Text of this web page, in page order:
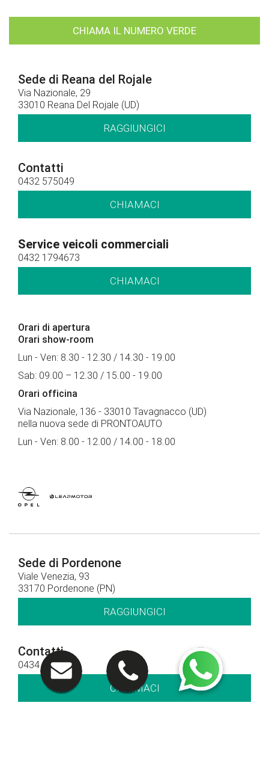
CHIAMA IL NUMERO VERDE
Sede di Reana del Rojale
Via Nazionale, 29
33010 Reana Del Rojale (UD)
RAGGIUNGICI
Contatti
0432 575049
CHIAMACI
Service veicoli commerciali
0432 1794673
CHIAMACI
Orari di apertura
Orari show-room
Lun - Ven: 8.30 - 12.30 / 14.30 - 19.00
Sab: 09.00 – 12.30 / 15.00 - 19.00
Orari officina
Via Nazionale, 136 - 33010 Tavagnacco (UD)
nella nuova sede di PRONTOAUTO
Lun - Ven: 8.00 - 12.00 / 14.00 - 18.00
Sede di Pordenone
Viale Venezia, 93
33170 Pordenone (PN)
RAGGIUNGICI
Contatti
0434 378411
CHIAMACI